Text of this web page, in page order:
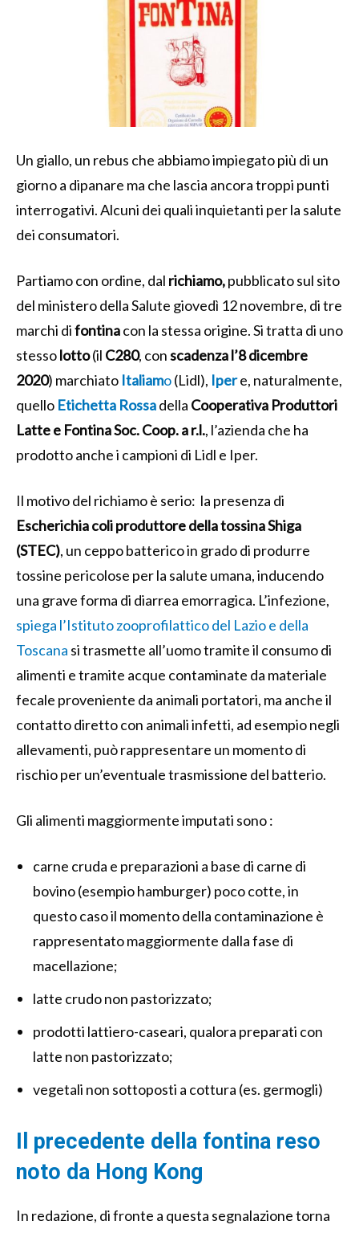
Un giallo, un rebus che abbiamo impiegato più di un
giorno a dipanare ma che lascia ancora troppi punti
interrogativi. Alcuni dei quali inquietanti per la salute
dei consumatori.
Partiamo con ordine, dal richiamo,pubblicato sul sito
del ministero della Salute giovedì 12 novembre, di tre
marchi difontinacon la stessa origine. Si tratta di uno
stessolotto(il C280, conscadenza l’8 dicembre
2020) marchiato Italiamo(Lidl), Ipere, naturalmente,
quello Etichetta Rossadella Cooperativa Produttori
Latte e Fontina Soc. Coop. a r.l., l’azienda che ha
prodotto anche i campioni di Lidl e Iper.
Il motivo del richiamo è serio: la presenza di
Escherichia coli produttore della tossina Shiga
(STEC), un ceppo batterico in grado di produrre
tossine pericolose per la salute umana, inducendo
una grave forma di diarrea emorragica. L’infezione,
spiega l’Istituto zooprofilattico del Lazio e della
Toscana si trasmette all’uomo tramite il consumo di
alimenti e tramite acque contaminate da materiale
fecale proveniente da animali portatori, ma anche il
contatto diretto con animali infetti, ad esempio negli
allevamenti, può rappresentare un momento di
rischio per un’eventuale trasmissione del batterio.
Gli alimenti maggiormente imputati sono :
carne cruda e preparazioni a base di carne di
bovino (esempio hamburger) poco cotte, in
questo caso il momento della contaminazione è
rappresentato maggiormente dalla fase di
macellazione;
latte crudo non pastorizzato;
prodotti lattiero-caseari, qualora preparati con
latte non pastorizzato;
vegetali non sottoposti a cottura (es. germogli)
Il precedente della fontina reso
noto da Hong Kong
In redazione, di fronte a questa segnalazione torna